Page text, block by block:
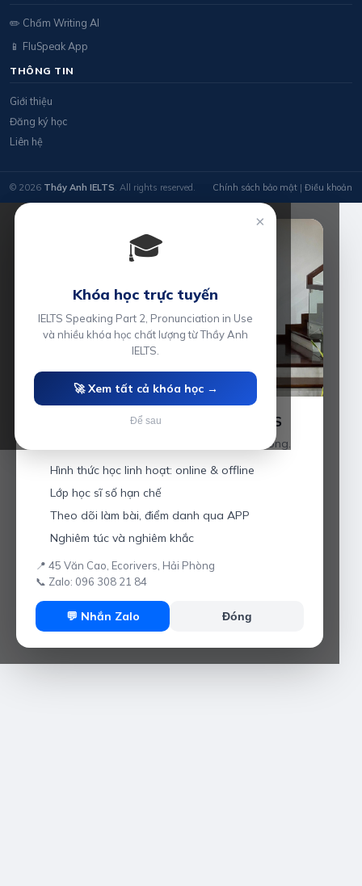
✏️ Chấm Writing AI
📱 FluSpeak App
THÔNG TIN
Giới thiệu
Đăng ký học
Liên hệ
© 2026 Thầy Anh IELTS. All rights reserved. Chính sách bảo mật | Điều khoản
Luyện thi IELTS cùng Thầy Anh IELTS
Giáo viên hơn 10 năm kinh nghiệm tại Hải Phòng.
Hình thức học linh hoạt: online & offline
Lớp học sĩ số hạn chế
Theo dõi làm bài, điểm danh qua APP
Nghiêm túc và nghiêm khắc
📍 45 Văn Cao, Ecorivers, Hải Phòng
📞 Zalo: 096 308 21 84
💬 Nhắn Zalo Đóng
×
🎓
Khóa học trực tuyến
IELTS Speaking Part 2, Pronunciation in Use
và nhiều khóa học chất lượng từ Thầy Anh
IELTS.
🚀 Xem tất cả khóa học →
Để sau